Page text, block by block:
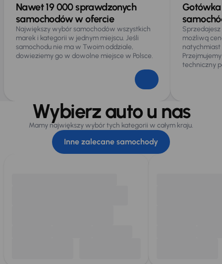
Nawet 19 000 sprawdzonych
samochodów w ofercie
Największy wybór samochodów wszystkich
marek i kategorii w jednym miejscu. Jeśli
samochodu nie ma w Twoim oddziale,
dowieziemy go w dowolne miejsce w Polsce.
możliwą
techniczny
Wybierz auto u nas
Mamy największy wybór tych kategorii w całym kraju.
Inne zalecane samochody